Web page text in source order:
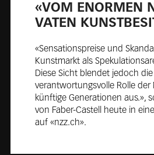
«VOM ENOR­MEN
VA­TEN
«Sensationspreise und
Kunstmarkt als
Diese Sicht blendet jedoch die
verantwortungsvolle Rolle
künftige Generationen aus.»,
von Faber-Castell heute in
auf «nzz.ch».